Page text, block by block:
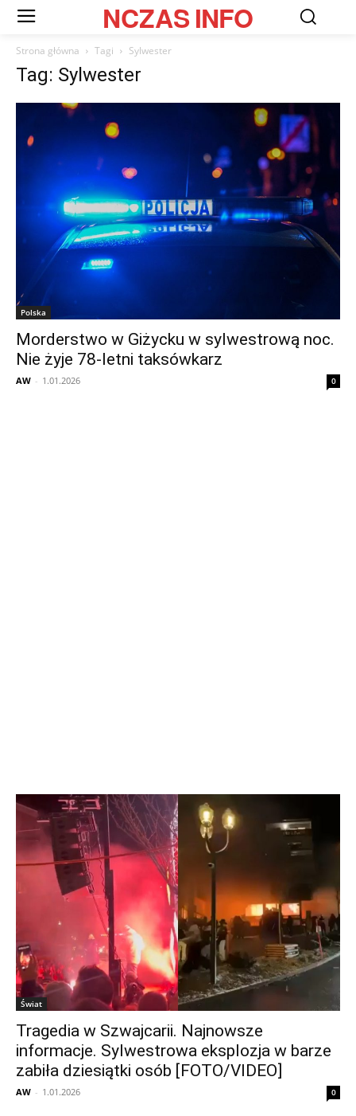
NCZASINFO
Strona główna Tagi Sylwester
Tag: Sylwester
Polska
Morderstwo w Giżycku w sylwestrową noc.
Nie żyje 78-letni taksówkarz
AW - 1.01.2026 0
Świat
Tragedia w Szwajcarii. Najnowsze
informacje. Sylwestrowa eksplozja w barze
zabiła dziesiątki osób [FOTO/VIDEO]
AW - 1.01.2026 0